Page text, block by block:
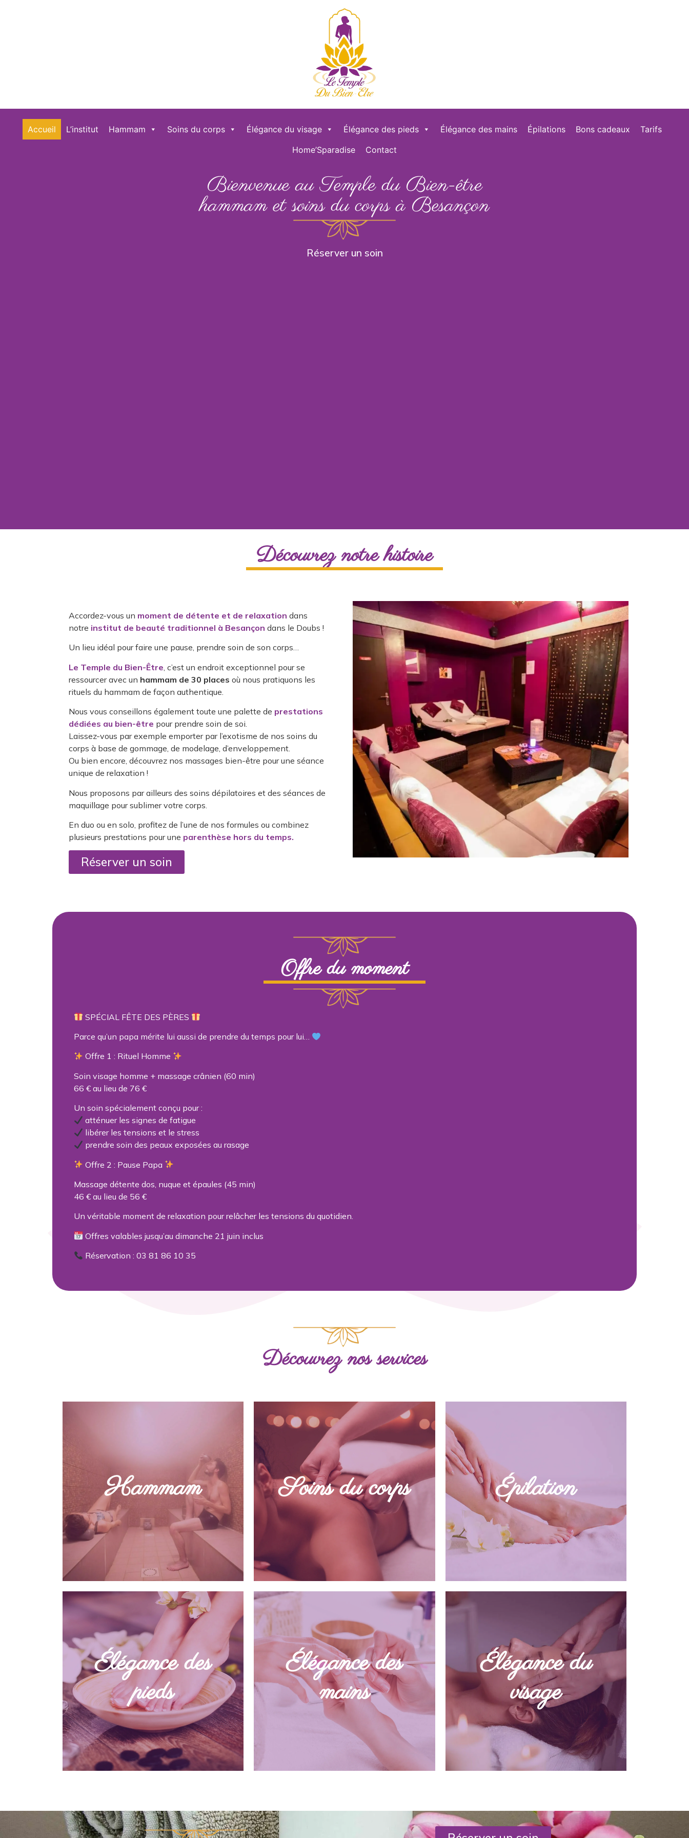
Accueil L’institut Hammam Soins du corps Élégance du visage Élégance des pieds Élégance des mains Épilations Bons cadeaux
Tarifs
Home’Sparadise
Contact
Bienvenue au Temple du Bien-être
hammam et soins du corps à Besançon
Réserver un soin
Découvrez notre histoire
Accordez-vous un moment de détente et de relaxation dans
notre institut de beauté traditionnel à Besançon dans le Doubs !
Un lieu idéal pour faire une pause, prendre soin de son corps…
Le Temple du Bien-Être , c’est un endroit exceptionnel pour se
ressourcer avec un hammam de 30 places où nous pratiquons les
rituels du hammam de façon authentique.
Nous vous conseillons également toute une palette de prestations
dédiées au bien-être pour prendre soin de soi.
Laissez-vous par exemple emporter par l’exotisme de nos soins du
corps à base de gommage, de modelage, d’enveloppement.
Ou bien encore, découvrez nos massages bien-être pour une séance
unique de relaxation !
Nous proposons par ailleurs des soins dépilatoires et des séances de
maquillage pour sublimer votre corps.
En duo ou en solo, profitez de l’une de nos formules ou combinez
plusieurs prestations pour une parenthèse hors du temps.
Réserver un soin
Offre du moment
SPÉCIAL FÊTE DES PÈRES
Parce qu’un papa mérite lui aussi de prendre du temps pour lui…
Offre 1 : Rituel Homme
Soin visage homme + massage crânien (60 min)
66 € au lieu de 76 €
Un soin spécialement conçu pour :
atténuer les signes de fatigue
libérer les tensions et le stress
prendre soin des peaux exposées au rasage
Offre 2 : Pause Papa
Massage détente dos, nuque et épaules (45 min)
46 € au lieu de 56 €
Un véritable moment de relaxation pour relâcher les tensions du quotidien.
Offres valables jusqu’au dimanche 21 juin inclus
Réservation : 03 81 86 10 35
Découvrez nos services
Hammam
et relaxants du hammam. Profitez
de nos entrées libres pour une
pause bien-être ou optez pour l’un
de nos rituels du hammam.
DÉCOUVRIR
Soins du corps
Expérimentez une détente
complète. Nous vous proposons
nos rituels pour le corps, des
massages relaxants et des soins
du visage pour un total bien-être.
DÉCOUVRIR
Épilation
Pour une peau douce ou un regard
magnifié, laissez-vous tenter par
l’épilation, à la carte ou en forfait.
DÉCOUVRIR
Élégance des
pieds
Offrez à vos pieds l’élégance qu’ils
méritent avec nos prestations de
soins des pieds, pose de gel
couleur et french manucure.
DÉCOUVRIR
Élégance des
mains
Offrez à vos mains l’élégance
qu’elles méritent avec nos
prestations de manucure, gainage
des ongles, pose d’ongle en gel et
remplissage.
DÉCOUVRIR
Élégance du
visage
Nous vous proposons, en plus des
soins d’épilation, des séances de
maquillage jour ou nuit ou des
séances de Yumi Face.
DÉCOUVRIR